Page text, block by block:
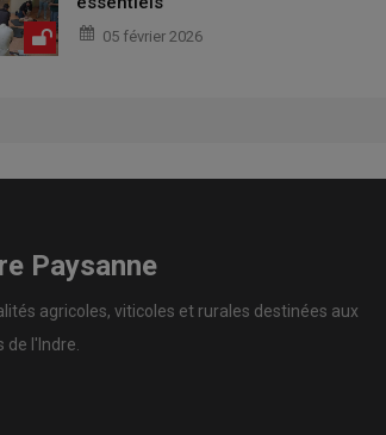
05 février 2026
Paysanne
agricoles, viticoles et rurales destinées aux
de l'Indre.